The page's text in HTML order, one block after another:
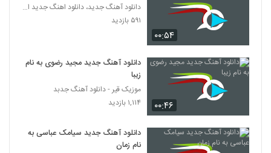
دانلود آهنگ رضا همتی دلشکسته
۱,۳۵۶ بازدید
دانلود آهنگ مهدی سروری کنارم بمون
355
امیرحسین کاملی آهنگ عزیزمه
۰۰:۵۴
دانلود آهنگ جدید، دانلود اهنگ جدید ایرانی
۵۹۱ بازدید
۰۰:۴۶
دانلود آهنگ جدید مجید رضوی به نام
زیبا
موزیک قیر - دانلود آهنگ جدبد
۱,۱۱۴ بازدید
دانلود آهنگ جدید سیامک عباسی به
نام زمان